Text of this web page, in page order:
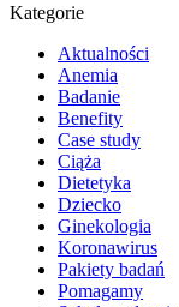
Kategorie
Aktualności
Anemia
Badanie
Benefity
Case study
Ciąża
Dietetyka
Dziecko
Ginekologia
Koronawirus
Pakiety badań
Pomagamy